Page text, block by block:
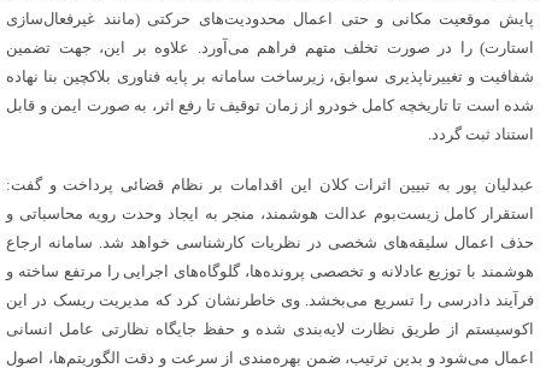
پایش موقعیت مکانی و حتی اعمال محدودیت‌های حرکتی (مانند غیرفعال‌سازی
استارت) را در صورت تخلف متهم فراهم می‌آورد. علاوه بر این، جهت تضمین
شفافیت و تغییرناپذیری سوابق، زیرساخت سامانه بر پایه فناوری بلاکچین بنا نهاده
شده است تا تاریخچه کامل خودرو از زمان توقیف تا رفع اثر، به صورت ایمن و قابل
استناد ثبت گردد.
عبدلیان پور به تبیین اثرات کلان این اقدامات بر نظام قضائی پرداخت و گفت:
استقرار کامل زیست‌بوم عدالت هوشمند، منجر به ایجاد وحدت رویه محاسباتی و
حذف اعمال سلیقه‌های شخصی در نظریات کارشناسی خواهد شد. سامانه ارجاع
هوشمند با توزیع عادلانه و تخصصی پرونده‌ها، گلوگاه‌های اجرایی را مرتفع ساخته و
فرآیند دادرسی را تسریع می‌بخشد. وی خاطرنشان کرد که مدیریت ریسک در این
اکوسیستم از طریق نظارت لایه‌بندی شده و حفظ جایگاه نظارتی عامل انسانی
اعمال می‌شود و بدین ترتیب، ضمن بهره‌مندی از سرعت و دقت الگوریتم‌ها، اصول